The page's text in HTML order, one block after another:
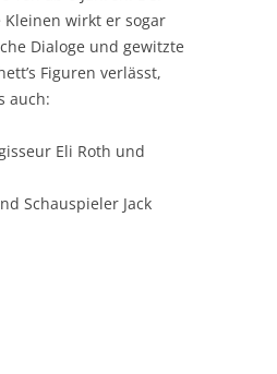
wirkt er sogar
Dialoge und gewitzte
Figuren verlässt,
auch:
Eli Roth und
Schauspieler Jack